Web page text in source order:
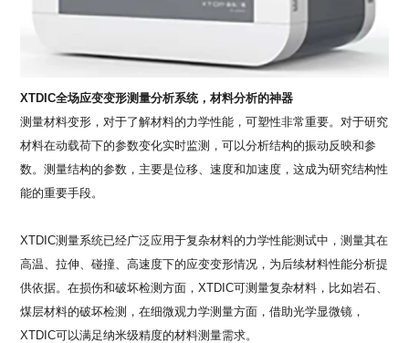
XTDIC全场应变变形测量分析系统，材料分析的神器
测量材料变形，对于了解材料的力学性能，可塑性非常重要。对于研究
材料在动载荷下的参数变化实时监测，可以分析结构的振动反映和参
数。测量结构的参数，主要是位移、速度和加速度，这成为研究结构性
能的重要手段。
XTDIC测量系统已经广泛应用于复杂材料的力学性能测试中，测量其在
高温、拉伸、碰撞、高速度下的应变变形情况，为后续材料性能分析提
供依据。在损伤和破坏检测方面，XTDIC可测量复杂材料，比如岩石、
煤层材料的破坏检测，在细微观力学测量方面，借助光学显微镜，
XTDIC可以满足纳米级精度的材料测量需求。